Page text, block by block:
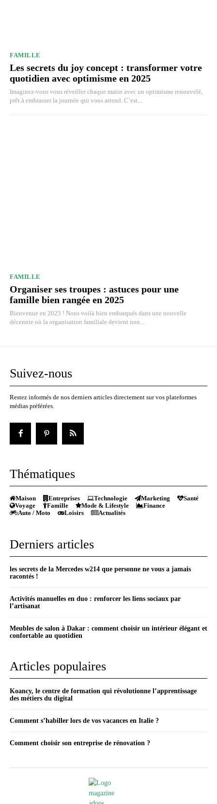
FAMILLE
Les secrets du joy concept : transformer votre
quotidien avec optimisme en 2025
Imaginez-vous vous réveiller chaque matin avec un optimisme renouvelé,
prêt à embrasser la journée qui vous attend. C’est...
FAMILLE
Organiser ses troupes : astuces pour une
famille bien rangée en 2025
Bienvenue en 2025 ! Nous voilà bien embarqués dans une nouvelle
décennie où la organisation familiale devient non...
Suivez-nous
Restez informés de nos derniers articles directement sur vos plateformes
médias préférées.
Thématiques
Maison Entreprises Technologie Marketing
Santé
Voyage
Famille Mode & Lifestyle
Finance
Auto / Moto
Loisirs Actualités
Derniers articles
les secrets de la Mercedes w214 que personne ne vous a jamais
racontés !
Activités manuelles en duo : renforcer les liens sociaux par
l’artisanat
Meubles de salon à Dakar : comment choisir un intérieur élégant et
confortable au quotidien
Articles populaires
Koancy, le centre de formation qui révolutionne l’apprentissage
des métiers du digital
Comment s’habiller lors de vos vacances en Italie ?
Comment choisir son entreprise de rénovation ?